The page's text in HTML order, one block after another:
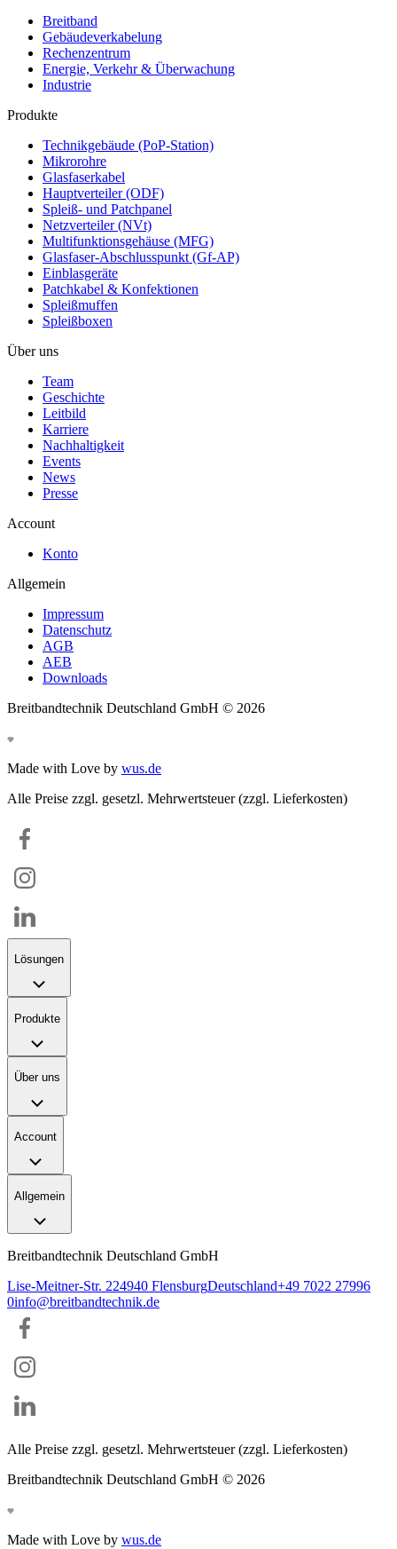
Breitband
Gebäudeverkabelung
Rechenzentrum
Energie, Verkehr & Überwachung
Industrie
Produkte
Technikgebäude (PoP-Station)
Mikrorohre
Glasfaserkabel
Hauptverteiler (ODF)
Spleiß- und Patchpanel
Netzverteiler (NVt)
Multifunktionsgehäuse (MFG)
Glasfaser-Abschlusspunkt (Gf-AP)
Einblasgeräte
Patchkabel & Konfektionen
Spleißmuffen
Spleißboxen
Über uns
Team
Geschichte
Leitbild
Karriere
Nachhaltigkeit
Events
News
Presse
Account
Konto
Allgemein
Impressum
Datenschutz
AGB
AEB
Downloads
Breitbandtechnik Deutschland GmbH © 2026
Made with Love by wus.de
Alle Preise zzgl. gesetzl. Mehrwertsteuer (zzgl. Lieferkosten)
Lösungen
Produkte
Über uns
Account
Allgemein
Breitbandtechnik Deutschland GmbH
Lise-Meitner-Str. 224940 FlensburgDeutschland+49 7022 27996
0info@breitbandtechnik.de
Alle Preise zzgl. gesetzl. Mehrwertsteuer (zzgl. Lieferkosten)
Breitbandtechnik Deutschland GmbH © 2026
Made with Love by wus.de